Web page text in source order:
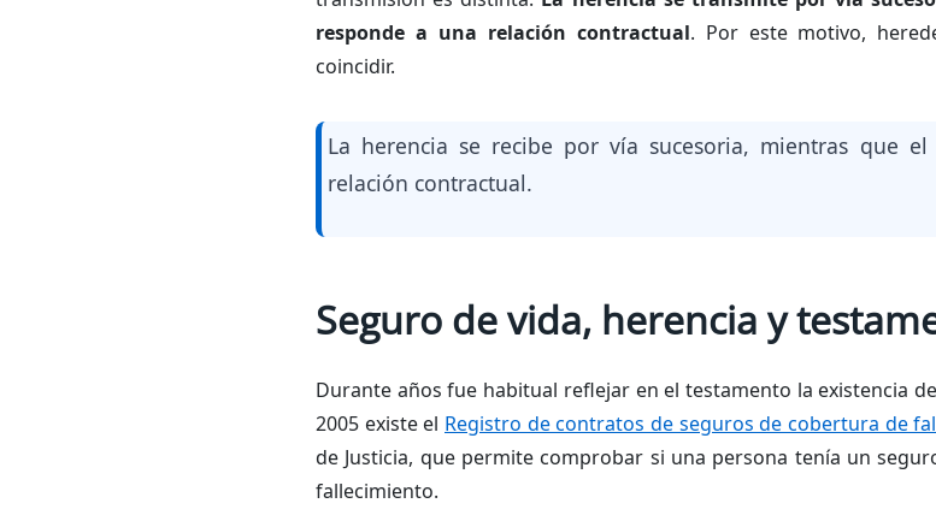
responde a una relación contractual. Por este motivo,
coincidir.
La herencia se recibe por vía sucesoria, mientras que
relación contractual.
Seguro de vida, herencia y
Durante años fue habitual reflejar en el testamento la existencia
2005 existe el Registro de contratos de seguros de cobertura de
de Justicia, que permite comprobar si una persona tenía un
fallecimiento.